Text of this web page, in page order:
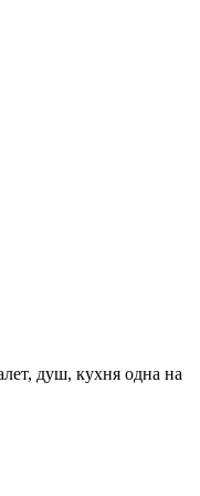
душ, кухня одна на